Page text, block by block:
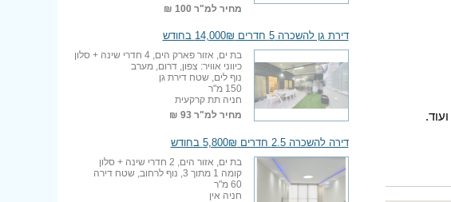
מחיר למ"ר 100 ₪
דירת גן להשכרה 5 חדרים 14,000₪ בחודש
בת ים, אזור פארק הים, 4 חדרי שינה + סלון
כיווני אוויר: צפון, דרום, מערב
נוף לים, שטח דירת גן
150 מ"ר
חניה תת קרקעית
מחיר למ"ר93 ₪
דירה להשכרה 2.5 חדרים 5,800₪ בחודש
בת ים, אזור הים, 2 חדרי שינה + סלון
קומה 1 מתוך 3, נוף לרחוב, שטח דירה
60 מ"ר
חניה אין